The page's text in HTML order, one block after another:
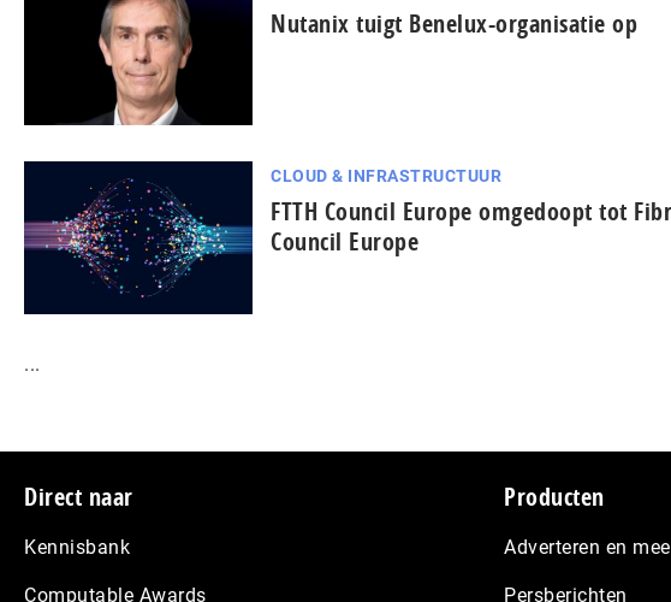
Nutanix tuigt Benelux-organisatie op
CLOUD & INFRASTRUCTUUR
FTTH Council Europe omgedoopt tot
Council Europe
...
Footer
Direct naar
Kennisbank
Computable Awards
Producten
Adverteren en
Persberichten